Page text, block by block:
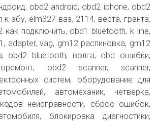
obd2 android, obd2 iphone, obd2
к эбу, elm327 ваз, 2114, веста, гранта,
как подключить, obd1 bluetooth, k line,
adapter, vag, gm12 распиновка, gm12
obd2 bluetooth, волга, obd ошибки,
obd2 scanner, scanner,
систем, оборудование для
автомеханик, четверка,
неисправности, сброс ошибок,
блокировка диагностики,